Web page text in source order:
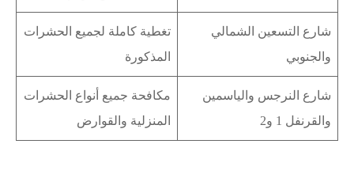
شارع التسعين الشمالي
والجنوبي
تغطية كاملة لجميع الحشرات
المذكورة
شارع النرجس والياسمين
والقرنفل 1 و2
مكافحة جميع أنواع الحشرات
المنزلية والقوارض